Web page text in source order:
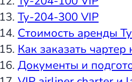
Ту-204-300 VIP
Стоимость аренды
Как заказать
Документы и